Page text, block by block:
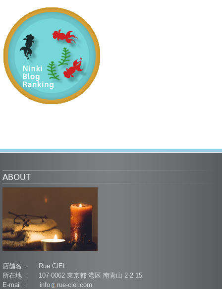
ABOUT
店舗名 ： Rue CIEL
所在地 ： 107-0062 東京都 港区 南青山 2-2-15
E-mail ： info
rue-ciel.com